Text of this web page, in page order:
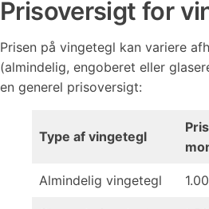
Prisoversigt for
Prisen på vingetegl kan variere
(almindelig, engoberet eller
en generel prisoversigt:
Type af vingetegl
Almindelig vingetegl